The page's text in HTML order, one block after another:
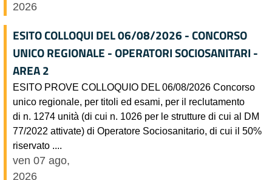
2026
ESITO COLLOQUI DEL 06/08/2026 - CONCORSO
UNICO REGIONALE - OPERATORI SOCIOSANITARI -
AREA 2
ESITO PROVE COLLOQUIO DEL 06/08/2026 Concorso
unico regionale, per titoli ed esami, per il reclutamento
di n. 1274 unità (di cui n. 1026 per le strutture di cui al DM
77/2022 attivate) di Operatore Sociosanitario, di cui il 50%
riservato ....
ven 07 ago,
2026